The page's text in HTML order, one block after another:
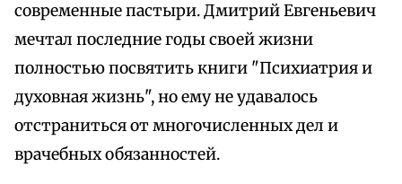
современные пастыри. Дмитрий Евгеньевич
мечтал последние годы своей жизни
полностью посвятить книги "Психиатрия и
духовная жизнь", но ему не удавалось
отстраниться от многочисленных дел и
врачебных обязанностей.